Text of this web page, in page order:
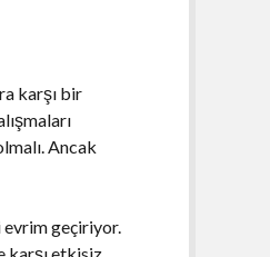
karşı bir
Ancak
evrim geçiriyor.